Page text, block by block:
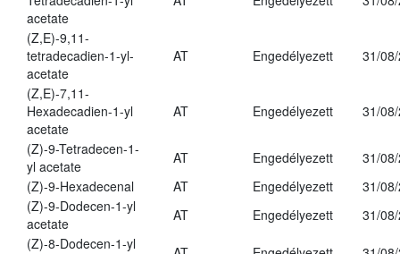
acetate
(Z,E)-9,11-
tetradecadien-1-yl-
acetate
AT Engedélyezett 31/
(Z,E)-7,11-
Hexadecadien-1-yl
acetate
AT Engedélyezett 31/
(Z)-9-Tetradecen-1-
yl acetate
AT Engedélyezett
31/
(Z)-9-Hexadecenal
AT Engedélyezett
31/
(Z)-9-Dodecen-1-yl
acetate
AT Engedélyezett
31/
(Z)-8-Dodecen-1-yl